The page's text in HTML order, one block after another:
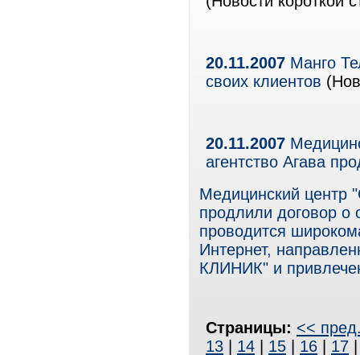
20.11.2007 Манго
своих клиентов
20.11.2007
агентство Агава
Медицинский центр
продлили договор о
проводится
Интернет,
КЛИНИК" и
Страницы: <<
13
14 15 16 17